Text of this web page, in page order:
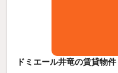
ドミエール井竜の賃貸物件